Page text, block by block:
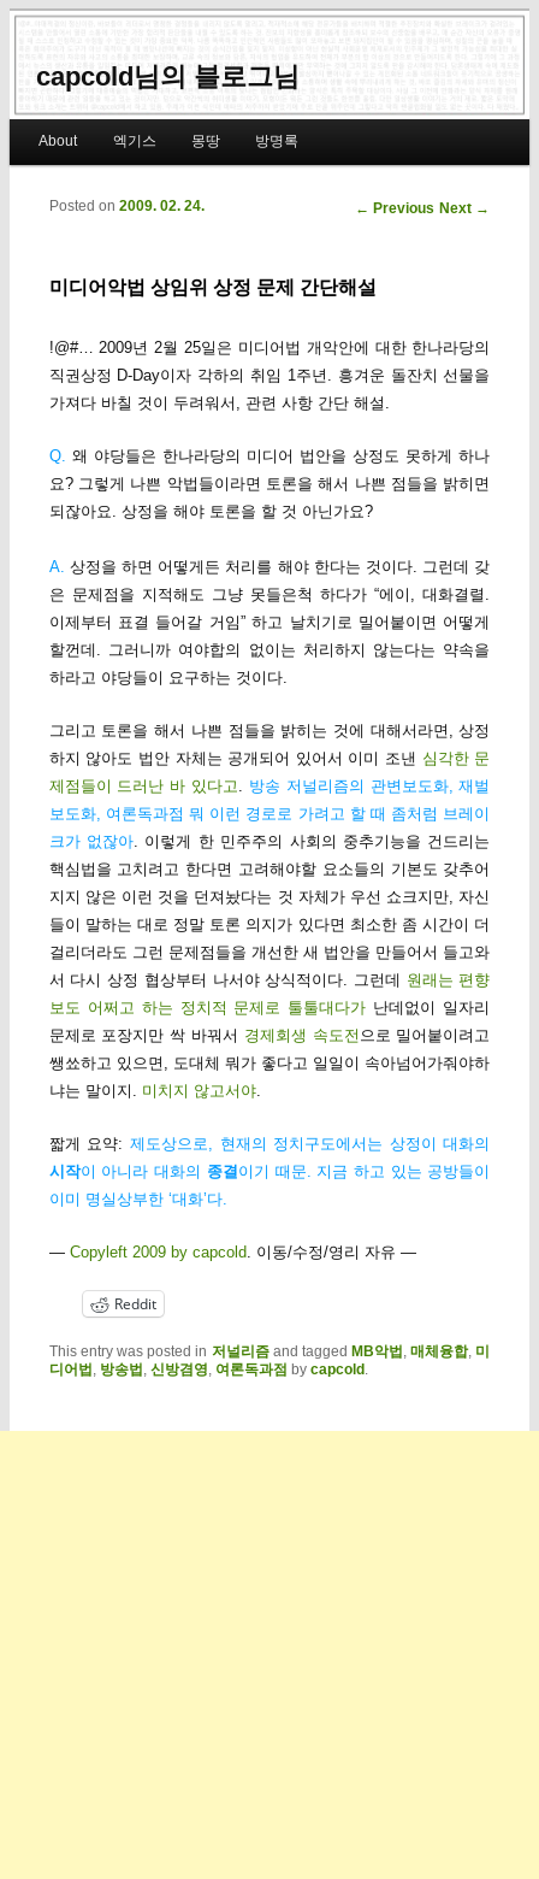
capcold님의 블로그님
Skip to primary content
Skip to secondary content
About 엑기스 몽땅 방명록
Post navigation
← Previous Next →
미디어악법 상임위 상정 문제 간단해설
Posted on 2009. 02. 24.
!@#… 2009년 2월 25일은 미디어법 개악안에 대한 한나라당의
직권상정 D-Day이자 각하의 취임 1주년. 흥겨운 돌잔치 선물을
가져다 바칠 것이 두려워서, 관련 사항 간단 해설.
Q. 왜 야당들은 한나라당의 미디어 법안을 상정도 못하게 하나
요? 그렇게 나쁜 악법들이라면 토론을 해서 나쁜 점들을 밝히면
되잖아요. 상정을 해야 토론을 할 것 아닌가요?
A. 상정을 하면 어떻게든 처리를 해야 한다는 것이다. 그런데 갖
은 문제점을 지적해도 그냥 못들은척 하다가 “에이, 대화결렬.
이제부터 표결 들어갈 거임” 하고 날치기로 밀어붙이면 어떻게
할껀데. 그러니까 여야합의 없이는 처리하지 않는다는 약속을
하라고 야당들이 요구하는 것이다.
그리고 토론을 해서 나쁜 점들을 밝히는 것에 대해서라면, 상정
하지 않아도 법안 자체는 공개되어 있어서 이미 조낸 심각한 문
제점들이 드러난 바 있다고
방송 저널리즘의 관변보도화, 재벌
보도화, 여론독과점 뭐 이런 경로로 가려고 할 때 좀처럼 브레이
크가 없잖아 . 이렇게 한 민주주의 사회의 중추기능을 건드리는
핵심법을 고치려고 한다면 고려해야할 요소들의 기본도 갖추어
지지 않은 이런 것을 던져놨다는 것 자체가 우선 쇼크지만, 자신
들이 말하는 대로 정말 토론 의지가 있다면 최소한 좀 시간이 더
걸리더라도 그런 문제점들을 개선한 새 법안을 만들어서 들고와
서 다시 상정 협상부터 나서야 상식적이다. 그런데 원래는 편향
보도 어쩌고 하는 정치적 문제로 툴툴대다가 난데없이 일자리
문제로 포장지만 싹 바꿔서 경제회생 속도전 으로 밀어붙이려고
쌩쑈하고 있으면, 도대체 뭐가 좋다고 일일이 속아넘어가줘야하
냐는 말이지. 미치지 않고서야.
짧게 요약: 제도상으로, 현재의 정치구도에서는 상정이 대화의
시작이 아니라 대화의 종결이기 때문. 지금 하고 있는 공방들이
이미 명실상부한 ‘대화’다.
— Copyleft 2009 by capcold. 이동/수정/영리 자유 —
Reddit
This entry was posted in 저널리즘and tagged MB악법 ,매체융합, 미
디어법 , 방송법 , 신방겸영, 여론독과점 by capcold .